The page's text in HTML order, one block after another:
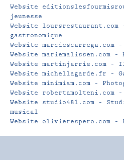
Website
jeunesse
Website loursrestaurant.com
gastronomique
Website marcdescarrega.com
Website mariemalissen.com –
Website martinjarrie.com –
Website michellagarde.fr –
Website minimiam.com –
Website robertamolteni.com
Website studio48l.com –
musical
Website olivierespero.com –